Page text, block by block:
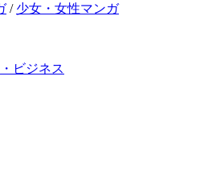
/ 少女・女性マンガ
ビジネス